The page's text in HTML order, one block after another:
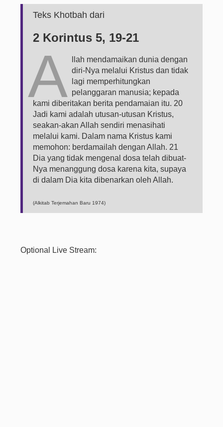
Teks Khotbah dari
2 Korintus 5, 19-21
A
llah mendamaikan dunia dengan
diri-Nya melalui Kristus dan tidak
lagi memperhitungkan
pelanggaran manusia; kepada
kami diberitakan berita pendamaian itu. 20
Jadi kami adalah utusan-utusan Kristus,
seakan-akan Allah sendiri menasihati
melalui kami. Dalam nama Kristus kami
memohon: berdamailah dengan Allah. 21
Dia yang tidak mengenal dosa telah dibuat-
Nya menanggung dosa karena kita, supaya
di dalam Dia kita dibenarkan oleh Allah.
(Alkitab Terjemahan Baru 1974)
Optional Live Stream: